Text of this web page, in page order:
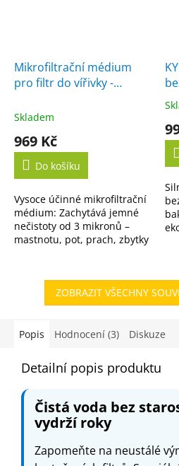
Mikrofiltrační médium
pro filtr do vířivky -
Skladem
969 Kč
Do košíku
Vysoce účinné mikrofiltrační
médium: Zachytává jemné
nečistoty od 3 mikronů –
mastnotu, pot, prach, zbytky
použití: Médium...
5,0
5
ZOBRAZIT VŠECHNY
Popis Hodnocení (3) Diskuze
Detailní popis produktu
Čistá voda bez
vydrží roky
Zapomeňte na neustálé